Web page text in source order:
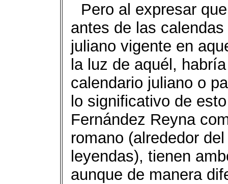
Pero al expresar
antes de las
juliano vigente en
la luz de aquél,
calendario juliano o
lo significativo de
Fernández Reyna
romano (alrededor
leyendas), tienen
aunque de manera